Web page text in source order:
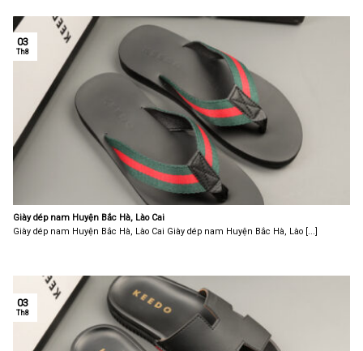
Giày dép nam Huyện Bắc Hà, Lào Cai
Giày dép nam Huyện Bắc Hà, Lào Cai Giày dép nam Huyện Bắc Hà, Lào [...]
03
Th8
03
Th8